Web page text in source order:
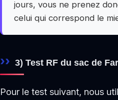
jours, vous ne prenez
celui qui correspond le
3) Test RF du sac de
Pour le test suivant, nous